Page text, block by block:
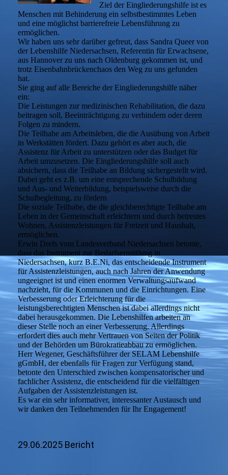
Ziel der Eingliederungshilfe ist es
Menschen mit Behinderung ein selbstbestimmtes Leben
und eine möglichst barrierefreie Lebensführung zu
ermöglichen.
Wir haben uns sehr darüber gefreut, dass Sandra Queer von
der Lebenshilfe Niedersachsen, Referentin für Erwachsene,
aus Hannover zu uns nach Oldenburg gekommen ist, und
trotz Eisenbahnbrückenchaos den Weg zu uns gefunden
hat.
Sie ging auf alle Bereiche der Eingliederungshilfe näher
ein:
Die Leistungen zur medizinischen Rehabilitation, die dazu
beitragen soll, Beeinträchtigung zu verhindern oder deren
Folgen zu mindern.
Die Teilhabe am Arbeitsleben, die die Ausübung von Arbeit
in Werkstätten fördert. Dazu gehört es aber auch, die
Assistenz für Arbeit zu unterstützen oder das Budget für
Arbeit umzusetzen. Die Eingliederungshilfe soll auch
absichern, dass die Teilhabe an Bildung sichergestellt wird.
Dabei geht es z.B. um eine entsprechende Schulbildung
und Aus- und Weiterbildung, beispielsweise durch die
Schulbegleitung, zu fördern
Die soziale Teilhabe, die die gleichberechtigte Teilhabe am
Leben in der Gemeinschaft erleichtern und durch betreutes
Wohnen, Assistenzleistungen für Freizeit und Haushalt,
ermöglichen.
Erwin Drefs vom Landesverband Niedersachsen betonte,
dass das Instrument zur Bedarfsermittlung in
Niedersachsen, kurz B.E.Ni, das entscheidende Instrument
für Assistenzleistungen, auch nach Jahren der Anwendung
ungeeignet ist und einen enormen Verwaltungsaufwand
nachzieht, für die Kommunen und die Einrichtungen. Eine
Verbesserung oder Erleichterung für die
leistungsberechtigten Menschen ist dabei allerdings nicht
dabei herausgekommen. Die Lebenshilfen arbeiten an
dieser Stelle noch an einer Verbesserung. Allerdings
erfordert dies auch mehr Vertrauen von Seiten der Politik
und der Behörden um Bürokratieabbau zu ermöglichen.
Herr Wegener, Geschäftsführer der SELAM Lebenshilfe
gGmbH, der ebenfalls für Fragen zur Verfügung stand,
betonte den Unterschied zwischen kompensatorischer und
fachlicher Assistenz, die entscheidend für die vielfältigen
Aufgaben der Assistenzleistungen ist.
Es war ein sehr informativer, interessanter Austausch und
wir danken den Teilnehmenden für Ihr Engagement!
29.06.2025 Bericht